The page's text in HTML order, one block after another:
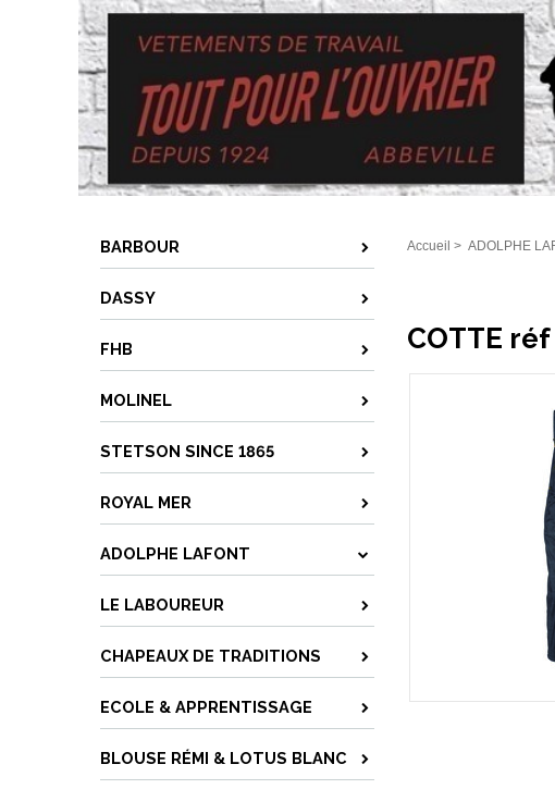
BARBOUR
DASSY
FHB
MOLINEL
STETSON SINCE 1865
ROYAL MER
ADOLPHE LAFONT
LE LABOUREUR
CHAPEAUX DE TRADITIONS
ECOLE & APPRENTISSAGE
BLOUSE RÉMI & LOTUS BLANC
Accueil > ADOLPHE
COTTE réf